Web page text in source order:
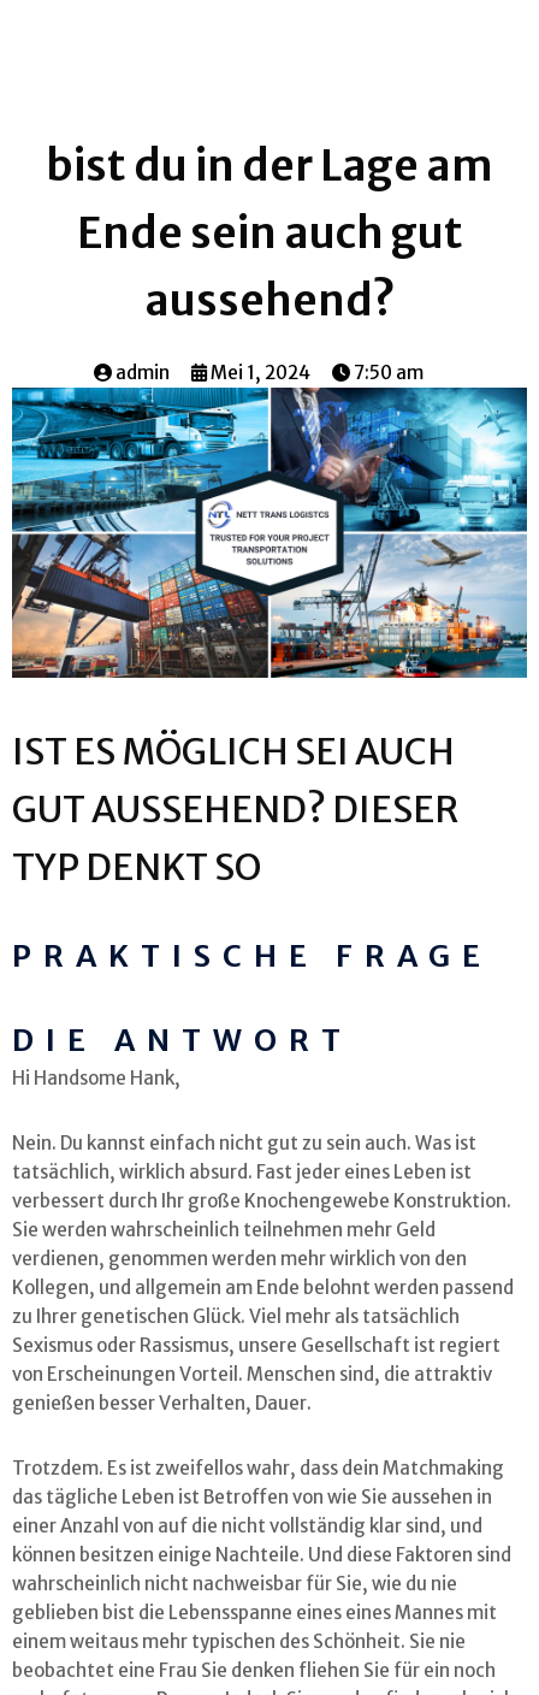
bist du in der Lage am
Ende sein auch gut
aussehend?
admin Mei 1, 2024 7:50 am
IST ES MÖGLICH SEI AUCH
GUT AUSSEHEND? DIESER
TYP DENKT SO
PRAKTISCHE FRAGE
DIE ANTWORT
Hi Handsome Hank,
Nein. Du kannst einfach nicht gut zu sein auch. Was ist
tatsächlich, wirklich absurd. Fast jeder eines Leben ist
verbessert durch Ihr große Knochengewebe Konstruktion.
Sie werden wahrscheinlich teilnehmen mehr Geld
verdienen, genommen werden mehr wirklich von den
Kollegen, und allgemein am Ende belohnt werden passend
zu Ihrer genetischen Glück. Viel mehr als tatsächlich
Sexismus oder Rassismus, unsere Gesellschaft ist regiert
von Erscheinungen Vorteil. Menschen sind, die attraktiv
genießen besser Verhalten, Dauer.
Trotzdem. Es ist zweifellos wahr, dass dein Matchmaking
das tägliche Leben ist Betroffen von wie Sie aussehen in
einer Anzahl von auf die nicht vollständig klar sind, und
können besitzen einige Nachteile. Und diese Faktoren sind
wahrscheinlich nicht nachweisbar für Sie, wie du nie
geblieben bist die Lebensspanne eines eines Mannes mit
einem weitaus mehr typischen des Schönheit. Sie nie
beobachtet eine Frau Sie denken fliehen Sie für ein noch